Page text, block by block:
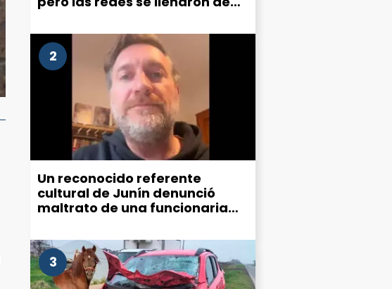
ciudad
2
Un reconocido referente
cultural de Junín denunció
maltrato de una funcionaria
3